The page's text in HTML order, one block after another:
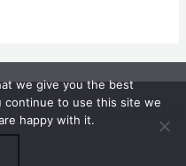
| Powered by Proclamedia.ro
we give you the best
continue to use this site we
happy with it.